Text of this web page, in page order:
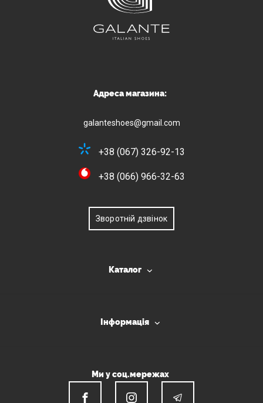
Адреса магазина:
galanteshoes@gmail.com
+38 (067) 326-92-13
+38 (066) 966-32-63
Зворотній дзвінок
Каталог
Інформація
Ми у соц.мережах